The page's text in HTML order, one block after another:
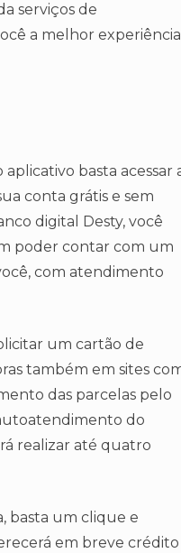
serviços de
a melhor experiência
basta acessar
conta grátis e sem
digital Desty, você
poder contar com um
com atendimento
um cartão de
também em sites
das parcelas pelo
do
realizar até quatro
basta um clique e
em breve crédito